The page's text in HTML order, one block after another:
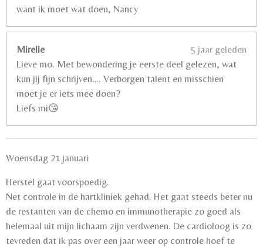
want ik moet wat doen, Nancy
Mirelle
5 jaar geleden
Lieve mo. Met bewondering je eerste deel gelezen, wat
kun jij fijn schrijven…. Verborgen talent en misschien
moet je er iets mee doen?
Liefs mi😘
Woensdag 21 januari
Herstel gaat voorspoedig.
Net controle in de hartkliniek gehad. Het gaat steeds beter nu
de restanten van de chemo en immunotherapie zo goed als
helemaal uit mijn lichaam zijn verdwenen. De cardioloog is zo
tevreden dat ik pas over een jaar weer op controle hoef te